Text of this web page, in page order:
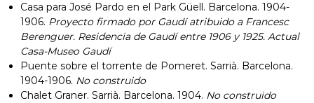
Casa para José Pardo en el Park Güell. Barcelona. 1904-
1906. Proyecto firmado por Gaudí atribuido a Francesc
Berenguer. Residencia de Gaudí entre 1906 y 1925. Actual
Casa-Museo Gaudí
Puente sobre el torrente de Pomeret. Sarrià. Barcelona.
1904-1906. No construido
Chalet Graner. Sarrià. Barcelona. 1904. No construido